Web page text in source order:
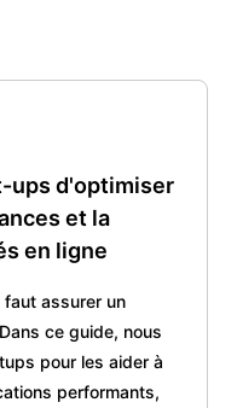
ups d'optimiser
et la
en ligne
assurer un
ce guide, nous
pour les aider à
performants,